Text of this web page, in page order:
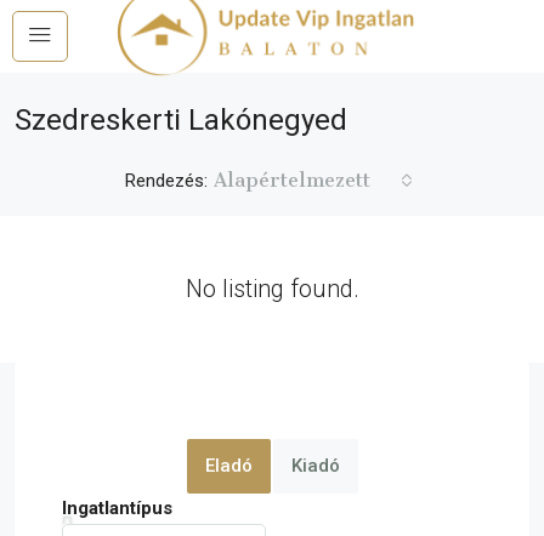
Szedreskerti Lakónegyed
Rendezés: Alapértelmezett
No listing found.
Eladó
Kiadó
Ingatlantípus